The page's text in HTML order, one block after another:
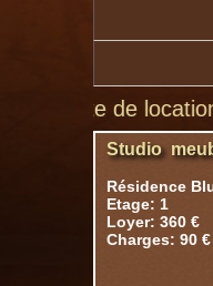
site de location
Studio
Résidence
Etage: 1
Loyer: 360 €
Charges: 90 €